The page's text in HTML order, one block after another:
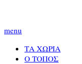
menu
ΤΑ ΧΩΡΙΑ
Ο ΤΟΠΟΣ